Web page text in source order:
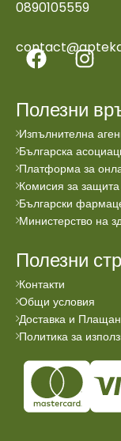
0890105559
Полезни
Изпълнителна
Българска
Платформа за
Комисия за
Български
Министерство на
Полезни
Контакти
Общи условия
Доставка и
Политика за